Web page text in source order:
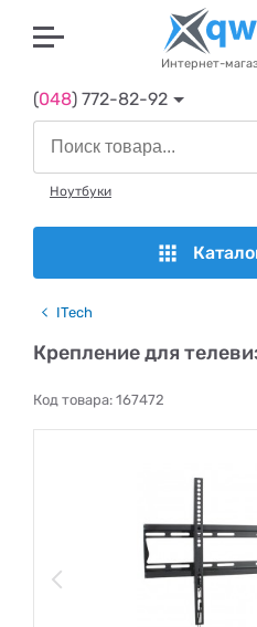
Интернет-
(048) 772-82-92
Ноутбуки
ITech
Крепление для
Код товара: 167472